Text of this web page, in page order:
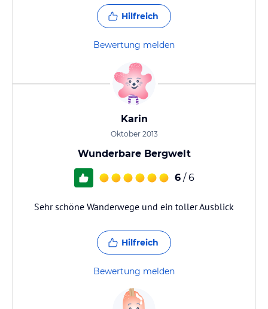
Hilfreich
Bewertung melden
Karin
Oktober 2013
Wunderbare Bergwelt
6 / 6
Sehr schöne Wanderwege und ein toller Ausblick
Hilfreich
Bewertung melden